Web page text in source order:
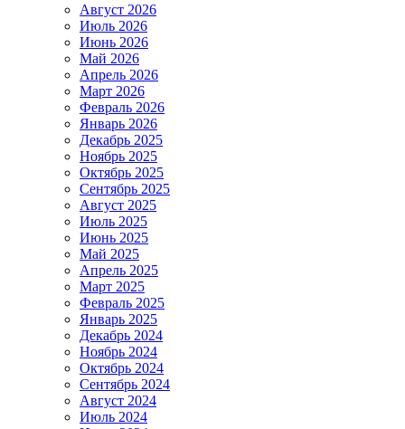
Август 2026
Июль 2026
Июнь 2026
Май 2026
Апрель 2026
Март 2026
Февраль 2026
Январь 2026
Декабрь 2025
Ноябрь 2025
Октябрь 2025
Сентябрь 2025
Август 2025
Июль 2025
Июнь 2025
Май 2025
Апрель 2025
Март 2025
Февраль 2025
Январь 2025
Декабрь 2024
Ноябрь 2024
Октябрь 2024
Сентябрь 2024
Август 2024
Июль 2024